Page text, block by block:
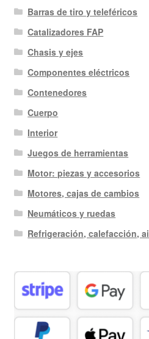
Barras de tiro y teleféricos
Catalizadores FAP
Chasis y ejes
Componentes eléctricos
Contenedores
Cuerpo
Interior
Juegos de herramientas
Motor: piezas y accesorios
Motores, cajas de cambios
Neumáticos y ruedas
Refrigeración, calefacción,